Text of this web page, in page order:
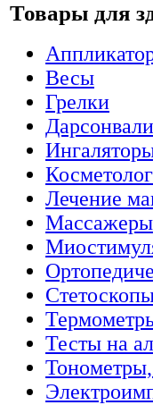
Товары для
Весы
Грелки
Дарсонвали
Лечение
Массажеры
Тесты на